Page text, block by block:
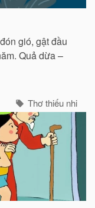
gió, gật đầu
Quả dừa –
Thơ thiếu nhi